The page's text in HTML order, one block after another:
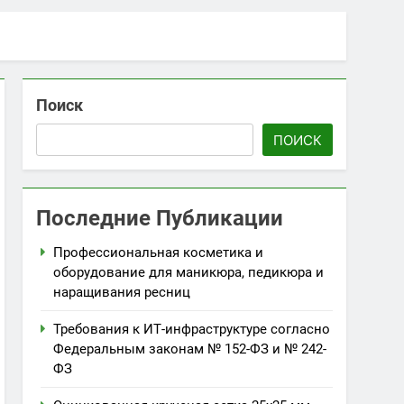
Поиск
ПОИСК
Последние Публикации
Профессиональная косметика и
оборудование для маникюра, педикюра и
наращивания ресниц
Требования к ИТ-инфраструктуре согласно
Федеральным законам № 152-ФЗ и № 242-
ФЗ